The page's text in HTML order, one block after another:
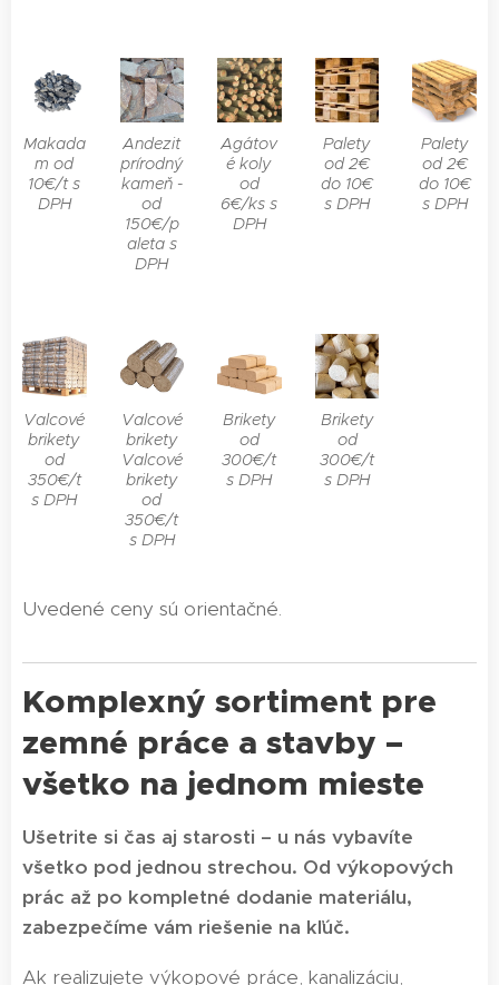
Makada
m od
10€/t s
DPH
Andezit
prírodný
kameň -
od
150€/p
aleta s
DPH
Agátov
é koly
od
6€/ks s
DPH
Palety
od 2€
do 10€
s DPH
Palety
od 2€
do 10€
s DPH
Valcové
brikety
od
350€/t
s DPH
Valcové
brikety
Valcové
brikety
od
350€/t
s DPH
Brikety
od
300€/t
s DPH
Brikety
od
300€/t
s DPH
Uvedené ceny sú orientačné.
Komplexný sortiment pre
zemné práce a stavby –
všetko na jednom mieste
Ušetrite si čas aj starosti – u nás vybavíte
všetko pod jednou strechou. Od výkopových
prác až po kompletné dodanie materiálu,
zabezpečíme vám riešenie na kľúč.
Ak realizujete výkopové práce, kanalizáciu,